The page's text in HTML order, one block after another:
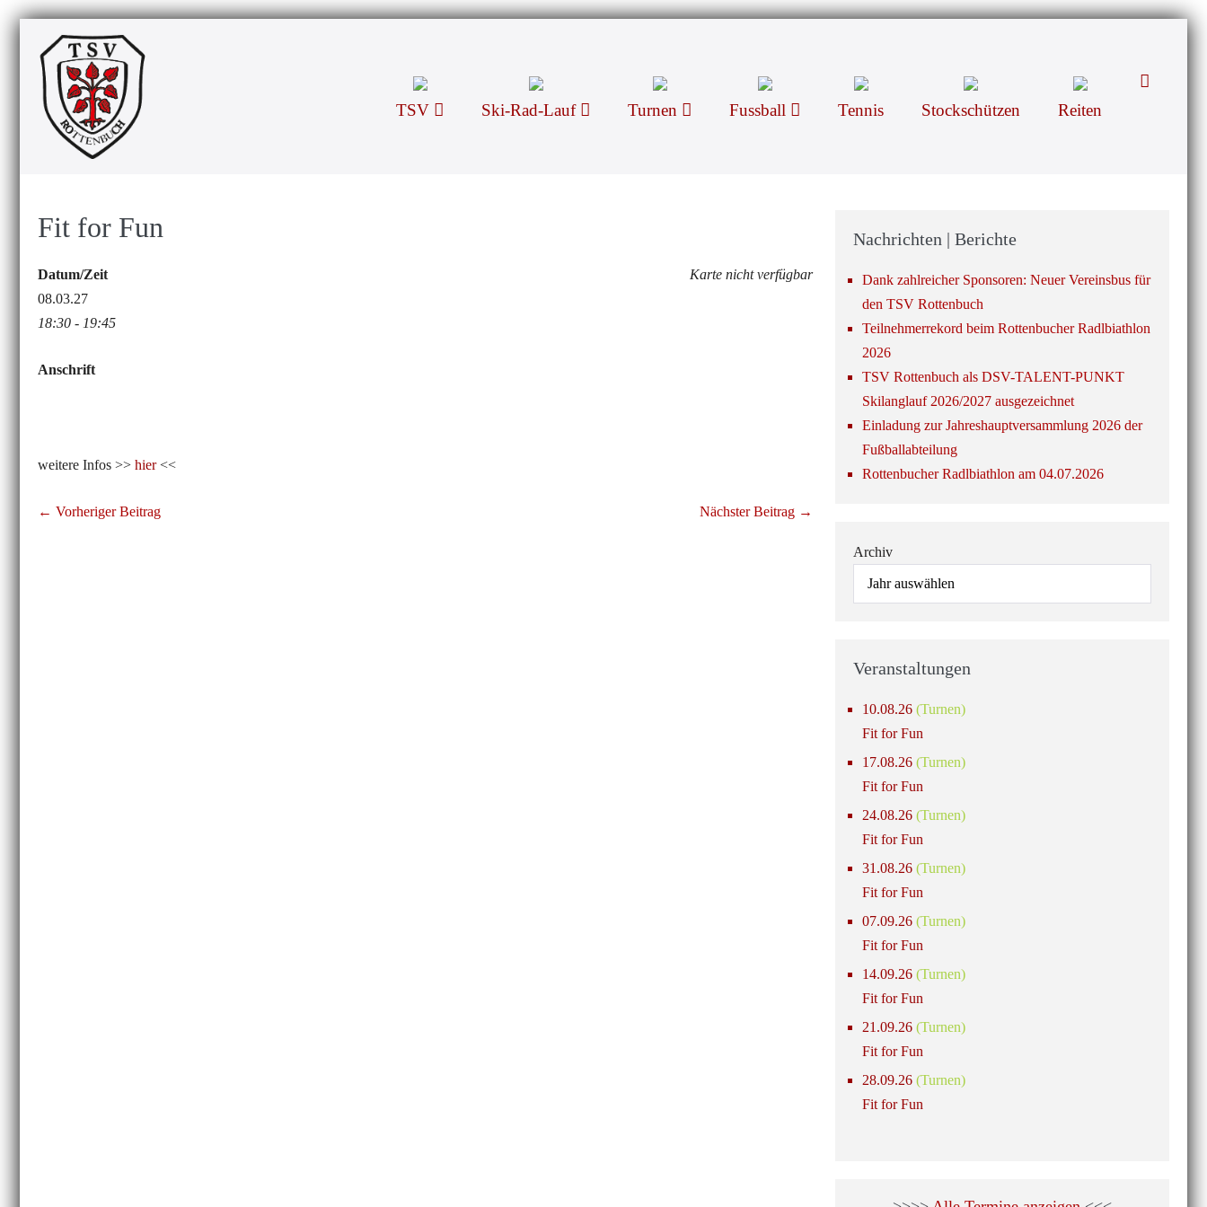
Zum
springen
TSV Ski-Rad-Lauf Turnen Fussball Tennis Stockschützen Reiten
Suche-
Fit for Fun
Karte nicht verfügbar
Datum/Zeit
08.03.27
18:30 - 19:45
Anschrift
weitere Infos >> hier<<
Beitragsnavigation
← Vorheriger Beitrag Nächster Beitrag →
Nachrichten | Berichte
Dank zahlreicher Sponsoren: Neuer Vereinsbus für
den TSV Rottenbuch
Teilnehmerrekord beim Rottenbucher Radlbiathlon
2026
TSV Rottenbuch als DSV-TALENT-PUNKT
Skilanglauf 2026/2027 ausgezeichnet
Einladung zur Jahreshauptversammlung 2026 der
Fußballabteilung
Rottenbucher Radlbiathlon am 04.07.2026
Archiv
Veranstaltungen
10.08.26 (Turnen)
Fit for Fun
17.08.26 (Turnen)
Fit for Fun
24.08.26 (Turnen)
Fit for Fun
31.08.26 (Turnen)
Fit for Fun
07.09.26 (Turnen)
Fit for Fun
14.09.26 (Turnen)
Fit for Fun
21.09.26 (Turnen)
Fit for Fun
28.09.26 (Turnen)
Fit for Fun